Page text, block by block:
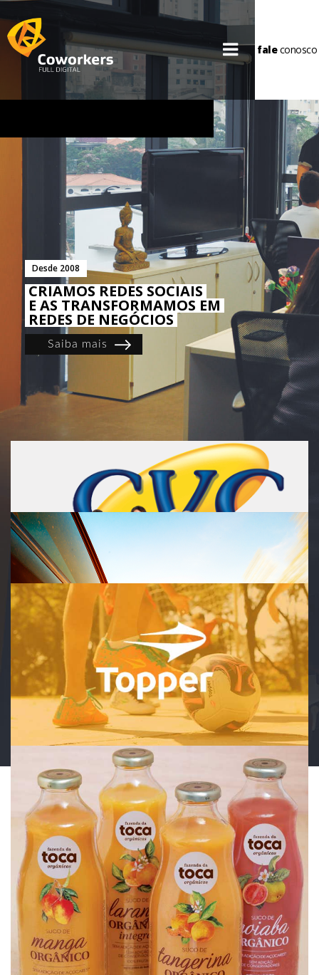
faleconosco
Desde 2008
CRIAMOS REDES SOCIAIS
E AS TRANSFORMAMOS EM
REDES DE NEGÓCIOS
Saiba mais
CVC Intercâmbio
Criamos e gerenciamos a presença digital da nova divisão de
negócios da maior operadora de turismo e viagens
da América nas mídias sociais.
Movida
Topper
Fazenda da Toca
Fazer do mundo um lugar melhor pra se viver. É isto o que
aprendemos todos os dias com este cliente sendo a sua voz no
digital e na gestão da sua rede social.